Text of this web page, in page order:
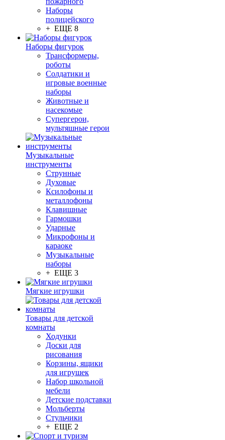
Наборы
полицейского
+ ЕЩЕ 8
Наборы фигурок
Трансформеры,
роботы
Солдатики и
игровые военные
наборы
Животные и
насекомые
Супергерои,
мультяшные герои
Музыкальные
инструменты
Струнные
Духовые
Ксилофоны и
металлофоны
Клавишные
Гармошки
Ударные
Микрофоны и
караоке
Музыкальные
наборы
+ ЕЩЕ 3
Мягкие игрушки
Товары для детской
комнаты
Ходунки
Доски для
рисования
Корзины, ящики
для игрушек
Набор школьной
мебели
Детские подставки
Мольберты
Стульчики
+ ЕЩЕ 2